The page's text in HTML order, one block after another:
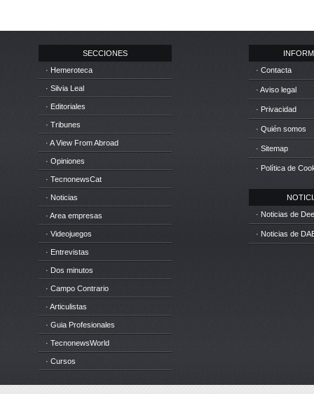
SECCIONES
· Hemeroteca
· Silvia Leal
· Editoriales
· Tribunes
· A View From Abroad
· Opiniones
· TecnonewsCat
· Noticias
· Area empresas
· Videojuegos
· Entrevistas
· Dos minutos
· Campo Contrario
· Articulistas
· Guia Profesionales
· TecnonewsWorld
· Cursos
· Contacta
· Aviso legal
· Privacidad
· Quién somos
· Sitemap
· Política de
· Noticias de
· Noticias de